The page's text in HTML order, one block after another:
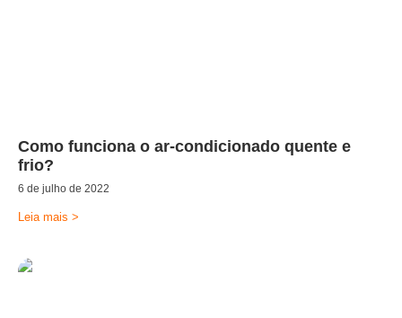
Como funciona o ar-condicionado quente e
frio?
6 de julho de 2022
Leia mais >